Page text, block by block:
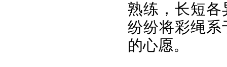
熟练，长短
纷纷将彩绳
的心愿。